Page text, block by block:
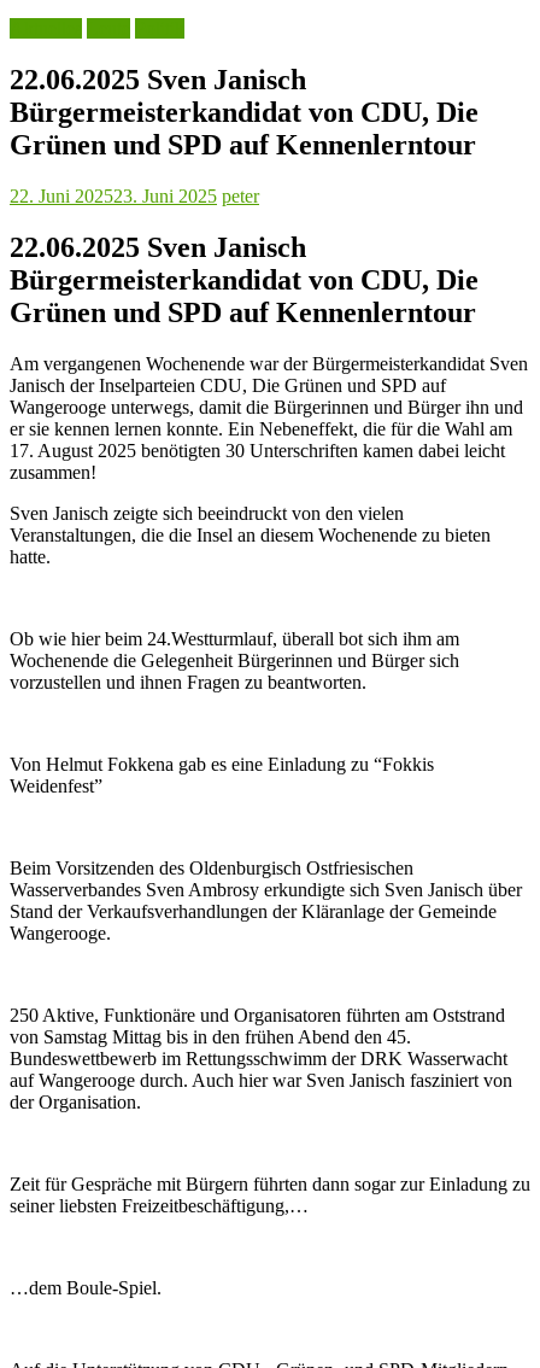
22.06.2025 Sven Janisch
Bürgermeisterkandidat von CDU, Die
Grünen und SPD auf Kennenlerntour
22. Juni 202523. Juni 2025 peter
22.06.2025 Sven Janisch
Bürgermeisterkandidat von CDU, Die
Grünen und SPD auf Kennenlerntour
Am vergangenen Wochenende war der Bürgermeisterkandidat Sven
Janisch der Inselparteien CDU, Die Grünen und SPD auf
Wangerooge unterwegs, damit die Bürgerinnen und Bürger ihn und
er sie kennen lernen konnte. Ein Nebeneffekt, die für die Wahl am
17. August 2025 benötigten 30 Unterschriften kamen dabei leicht
zusammen!
Sven Janisch zeigte sich beeindruckt von den vielen
Veranstaltungen, die die Insel an diesem Wochenende zu bieten
hatte.
Ob wie hier beim 24.Westturmlauf, überall bot sich ihm am
Wochenende die Gelegenheit Bürgerinnen und Bürger sich
vorzustellen und ihnen Fragen zu beantworten.
Von Helmut Fokkena gab es eine Einladung zu “Fokkis
Weidenfest”
Beim Vorsitzenden des Oldenburgisch Ostfriesischen
Wasserverbandes Sven Ambrosy erkundigte sich Sven Janisch über
Stand der Verkaufsverhandlungen der Kläranlage der Gemeinde
Wangerooge.
250 Aktive, Funktionäre und Organisatoren führten am Oststrand
von Samstag Mittag bis in den frühen Abend den 45.
Bundeswettbewerb im Rettungsschwimm der DRK Wasserwacht
auf Wangerooge durch. Auch hier war Sven Janisch fasziniert von
der Organisation.
Zeit für Gespräche mit Bürgern führten dann sogar zur Einladung zu
seiner liebsten Freizeitbeschäftigung,…
…dem Boule-Spiel.